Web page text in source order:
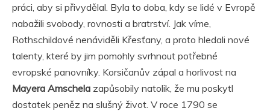
práci, aby si přivydělal. Byla to doba, kdy se lidé v Evropě
nabažili svobody, rovnosti a bratrství. Jak víme,
Rothschildové nenáviděli Křesťany, a proto hledali nové
talenty, které by jim pomohly svrhnout potřebné
evropské panovníky. Korsičanův zápal a horlivost na
Mayera Amschela zapůsobily natolik, že mu poskytl
dostatek peněz na slušný život. V roce 1790 se